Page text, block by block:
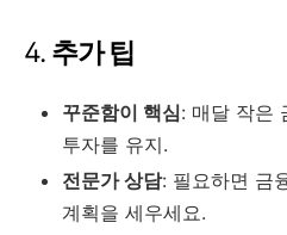
4. 추가 팁
꾸준함이 핵심: 매달 작은
투자를 유지.
전문가 상담: 필요하면 금
계획을 세우세요.